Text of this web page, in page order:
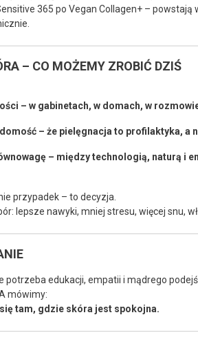
365 po Vegan Collagen+ –
– CO MOŻEMY ZROBIĆ DZIŚ
– w gabinetach, w domach, w
– że pielęgnacja to profilaktyka, a
– między technologią, naturą i
przypadek – to decyzja.
lepsze nawyki, mniej stresu, więcej snu,
potrzeba edukacji, empatii i mądrego
mówimy:
tam, gdzie skóra jest spokojna.